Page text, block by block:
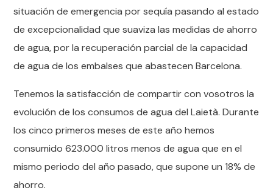
situación de emergencia por sequía pasando al estado
de excepcionalidad que suaviza las medidas de ahorro
de agua, por la recuperación parcial de la capacidad
de agua de los embalses que abastecen Barcelona.
Tenemos la satisfacción de compartir con vosotros la
evolución de los consumos de agua del Laietà. Durante
los cinco primeros meses de este año hemos
consumido 623.000 litros menos de agua que en el
mismo periodo del año pasado, que supone un 18% de
ahorro.